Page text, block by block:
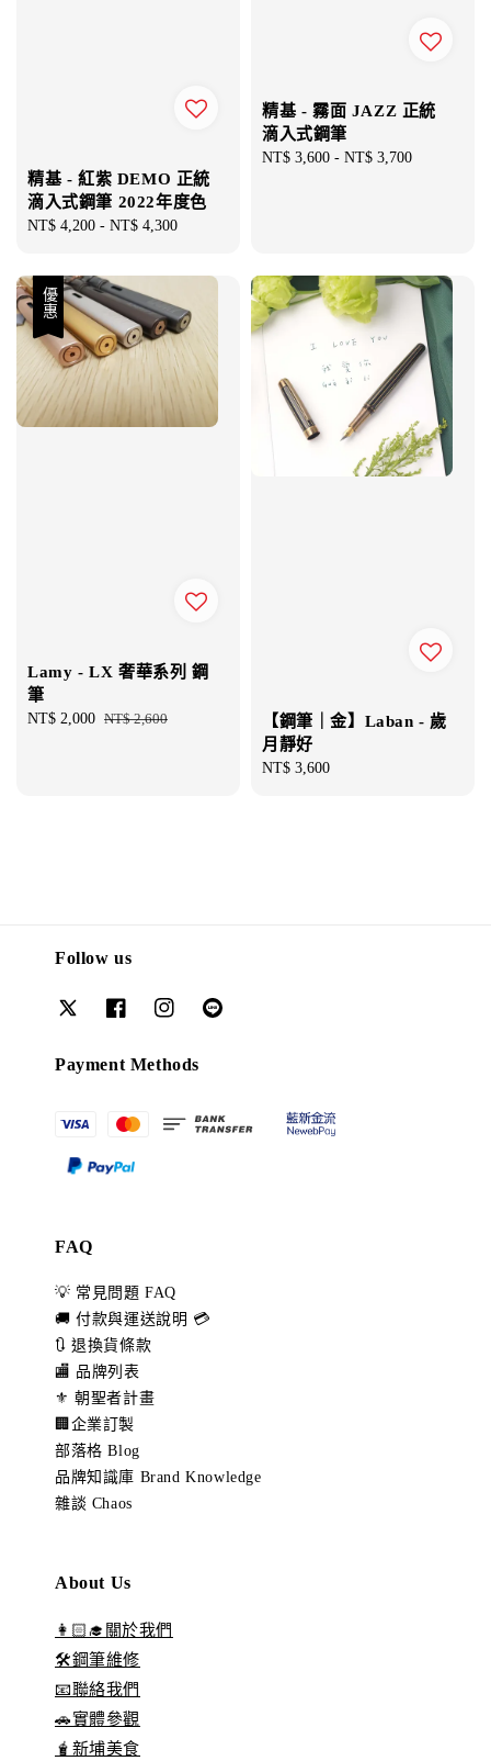
精基 - 紅紫 DEMO 正統
滴入式鋼筆 2022年度色
Regular
NT$ 4,200 - NT$ 4,300
精基 - 霧面 JAZZ 正統
滴入式鋼筆
Regular
NT$ 3,600 - NT$ 3,700
優惠
Lamy - LX 奢華系列 鋼
筆
Sale
NT$ 2,000 Regular
NT$ 2,600
【鋼筆｜金】Laban - 歲
月靜好
Regular
NT$ 3,600
Follow us
Payment Methods
FAQ
💡 常見問題 FAQ
🚚 付款與運送說明 💳
🔃 退換貨條款
🏬 品牌列表
⚜️ 朝聖者計畫
🏢企業訂製
部落格 Blog
品牌知識庫 Brand Knowledge
雜談 Chaos
About Us
👩🏻‍🎓關於我們
🛠️鋼筆維修
📧聯絡我們
🚗實體參觀
🧋新埔美食